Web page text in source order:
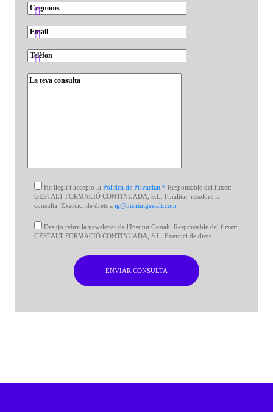
He llegit i accepto la Política de Privacitat.* Responsable del fitxer:
GESTALT FORMACIÓ CONTINUADA, S.L. Finalitat: resoldre la
consulta. Exercici de drets a ig@institutgestalt.com
Desitjo rebre la newsletter de l'Institut Gestalt. Responsable del fitxer:
GESTALT FORMACIÓ CONTINUADA, S.L. Exercici de drets.